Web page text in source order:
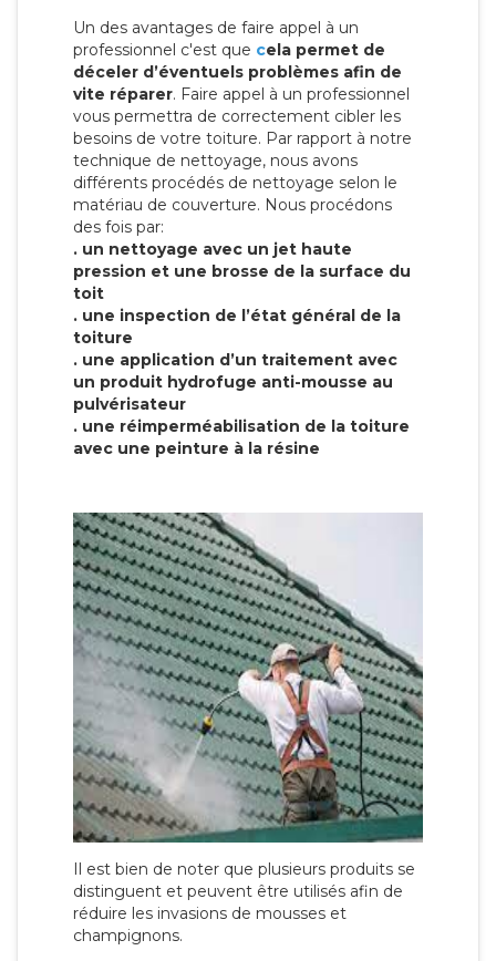
Un des avantages de faire appel à un
professionnel c'est que cela permet de
déceler d’éventuels problèmes afin de
vite réparer. Faire appel à un professionnel
vous permettra de correctement cibler les
besoins de votre toiture. Par rapport à notre
technique de nettoyage, nous avons
différents procédés de nettoyage selon le
matériau de couverture. Nous procédons
des fois par:
. un nettoyage avec un jet haute
pression et une brosse de la surface du
toit
. une inspection de l’état général de la
toiture
. une application d’un traitement avec
un produit hydrofuge anti-mousse au
pulvérisateur
. une réimperméabilisation de la toiture
avec une peinture à la résine
Il est bien de noter que plusieurs produits se
distinguent et peuvent être utilisés afin de
réduire les invasions de mousses et
champignons.